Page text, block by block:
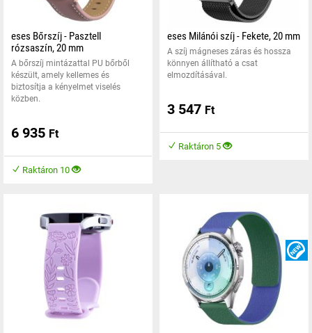
eses Bőrszíj - Pasztell
rózsaszín, 20 mm
A bőrszíj mintázattal PU bőrből
készült, amely kellemes és
biztosítja a kényelmet viselés
közben.
6 935 Ft
Raktáron 10
eses Milánói szíj - Fekete, 20 mm
A szíj mágneses záras és hossza
könnyen állítható a csat
elmozdításával.
3 547 Ft
Raktáron 5